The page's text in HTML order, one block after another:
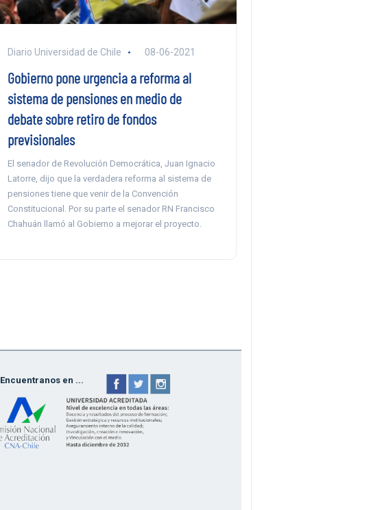
Diario Universidad de Chile 08-06-2021
Gobierno pone urgencia a reforma al
sistema de pensiones en medio de
debate sobre retiro de fondos
previsionales
El senador de Revolución Democrática, Juan Ignacio
Latorre, dijo que la verdadera reforma al sistema de
pensiones tiene que venir de la Convención
Constitucional. Por su parte el senador RN Francisco
Chahuán llamó al Gobierno a mejorar el proyecto.
Encuentranos en ...